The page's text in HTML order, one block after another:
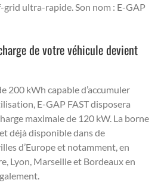
ultra-rapide. Son nom : E-GAP
de votre véhicule devient
200 kWh capable d’accumuler
E-GAP FAST disposera
maximale de 120 kW. La borne
déjà disponible dans de
d’Europe et notamment, en
Lyon, Marseille et Bordeaux en